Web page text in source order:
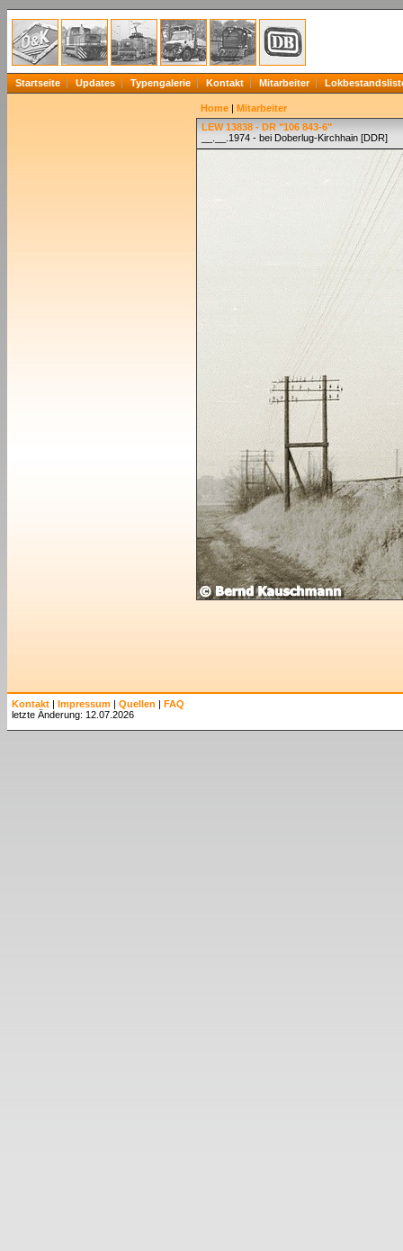
Startseite Updates Typengalerie Kontakt Mitarbeiter
Home | Mitarbeiter
LEW 13838 - DR "106 843-6"
__.__.1974 - bei Doberlug-Kirchhain [DDR]
Kontakt | Impressum | Quellen | FAQ
letzte Änderung: 12.07.2026